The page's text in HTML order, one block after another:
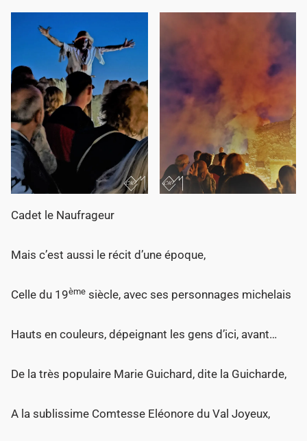
Cadet le Naufrageur
Mais c’est aussi le récit d’une époque,
Celle du 19ème siècle, avec ses personnages michelais
Hauts en couleurs, dépeignant les gens d’ici, avant…
De la très populaire Marie Guichard, dite la Guicharde,
A la sublissime Comtesse Eléonore du Val Joyeux,